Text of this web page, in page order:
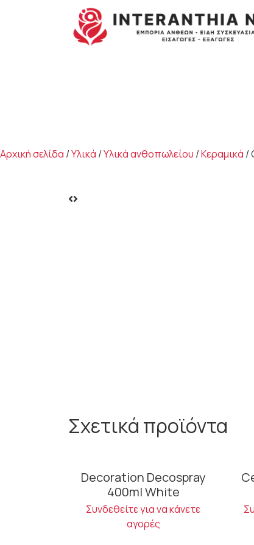
Αρχική σελίδα /Υλικά /Υλικά ανθοπωλείου /Κεραμικά /
Σχετικά προϊόντα
Decoration Decospray
400ml White
Συνδεθείτε για να κάνετε
αγορές